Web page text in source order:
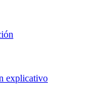
explicativo